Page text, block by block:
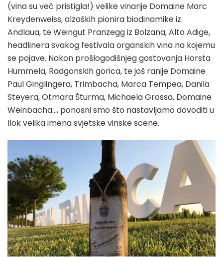
(vina su već pristigla!) velike vinarije Domaine Marc
Kreydenweiss, alzaških pionira biodinamike iz
Andlaua, te Weingut Pranzegg iz Bolzana, Alto Adige,
headlinera svakog festivala organskih vina na kojemu
se pojave. Nakon prošlogodišnjeg gostovanja Horsta
Hummela, Radgonskih gorica, te još ranije Domaine
Paul Ginglingera, Trimbacha, Marca Tempea, Danila
Steyera, Otmara Šturma, Michaela Grossa, Domaine
Weinbacha…, ponosni smo što nastavljamo dovoditi u
Ilok velika imena svjetske vinske scene.